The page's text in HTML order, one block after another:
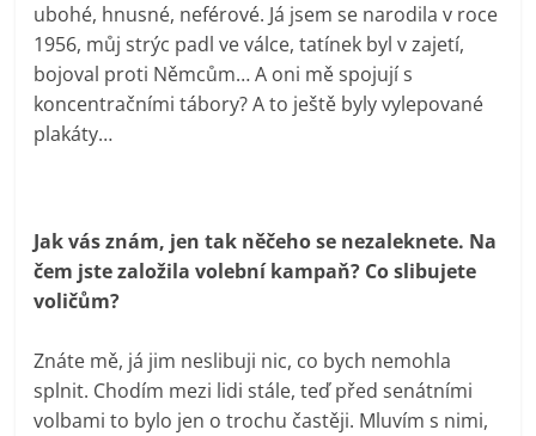
ubohé, hnusné, neférové. Já jsem se narodila v roce
1956, můj strýc padl ve válce, tatínek byl v zajetí,
bojoval proti Němcům… A oni mě spojují s
koncentračními tábory? A to ještě byly vylepované
plakáty…
Jak vás znám, jen tak něčeho se nezaleknete. Na
čem jste založila volební kampaň? Co slibujete
voličům?
Znáte mě, já jim neslibuji nic, co bych nemohla
splnit. Chodím mezi lidi stále, teď před senátními
volbami to bylo jen o trochu častěji. Mluvím s nimi,